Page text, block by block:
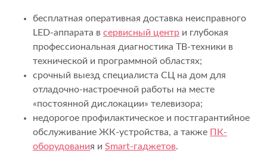
бесплатная оперативная доставка неисправного
LED-аппарата в сервисный центр и глубокая
профессиональная диагностика ТВ-техники в
технической и программной областях;
срочный выезд специалиста СЦ на дом для
отладочно-настроечной работы на месте
«постоянной дислокации» телевизора;
недорогое профилактическое и постгарантийное
обслуживание ЖК-устройства, а также ПК-
оборудования и Smart-гаджетов.